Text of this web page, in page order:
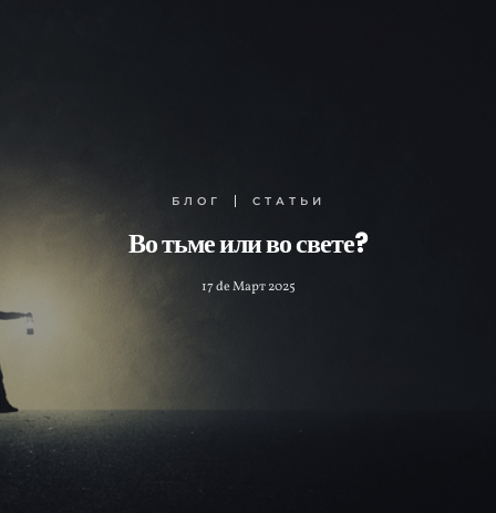
БЛОГ СТАТЬИ
Во тьме или во свете?
17 de Март 2025